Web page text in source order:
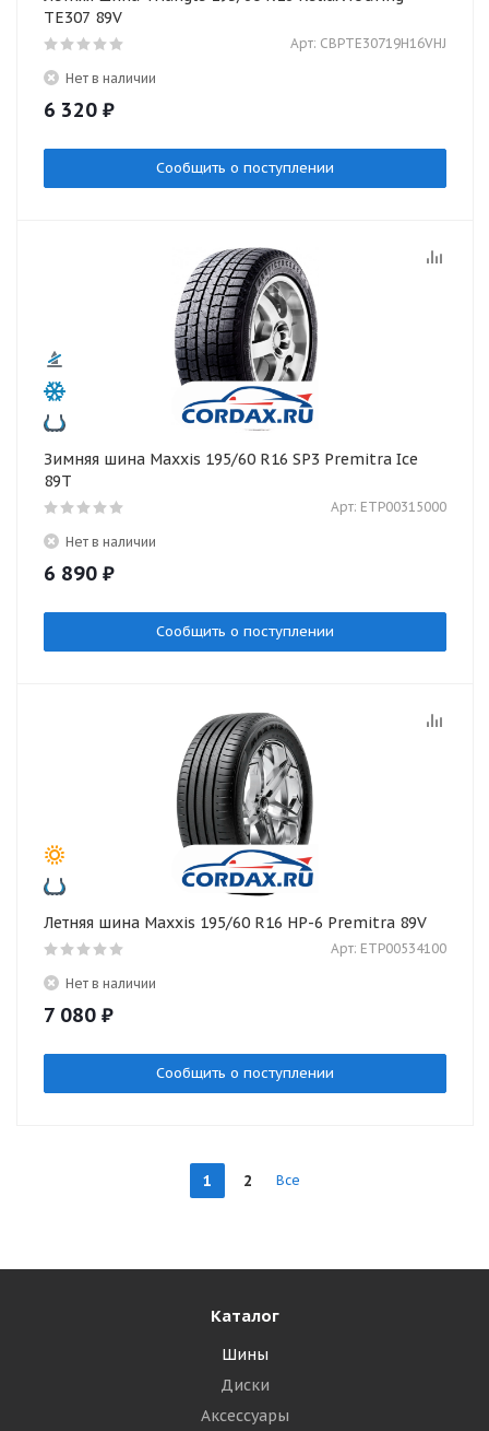
TE307 89V
Арт: CBPTE30719H16VHJ
Нет в наличии
6 320 ₽
Сообщить о поступлении
Зимняя шина Maxxis 195/60 R16 SP3 Premitra Ice
89T
Арт: ETP00315000
Нет в наличии
6 890 ₽
Сообщить о поступлении
Летняя шина Maxxis 195/60 R16 HP-6 Premitra 89V
Арт: ETP00534100
Нет в наличии
7 080 ₽
Сообщить о поступлении
1 2 Все
Каталог
Шины
Диски
Аксессуары